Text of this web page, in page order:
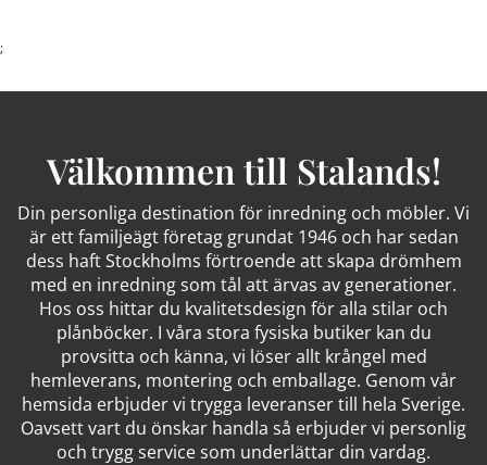
;
Välkommen till Stalands!
Din personliga destination för inredning och möbler. Vi
är ett familjeägt företag grundat 1946 och har sedan
dess haft Stockholms förtroende att skapa drömhem
med en inredning som tål att ärvas av generationer.
Hos oss hittar du kvalitetsdesign för alla stilar och
plånböcker. I våra stora fysiska butiker kan du
provsitta och känna, vi löser allt krångel med
hemleverans, montering och emballage. Genom vår
hemsida erbjuder vi trygga leveranser till hela Sverige.
Oavsett vart du önskar handla så erbjuder vi personlig
och trygg service som underlättar din vardag.